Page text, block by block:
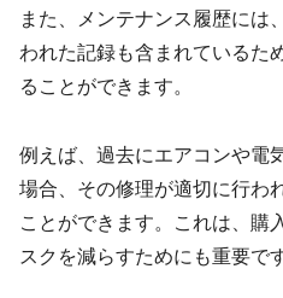
また、メンテナンス履歴には
われた記録も含まれているた
ることができます。
例えば、過去にエアコンや電
場合、その修理が適切に行わ
ことができます。これは、購
スクを減らすためにも重要です